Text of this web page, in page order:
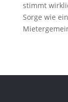
stimmt
Sorge wie